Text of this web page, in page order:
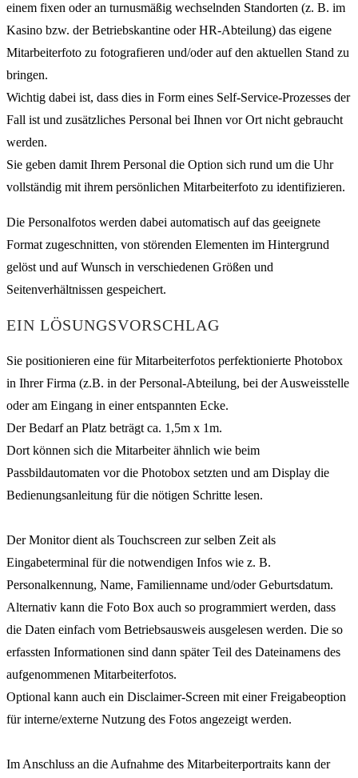
einem fixen oder an turnusmäßig wechselnden Standorten (z. B. im
Kasino bzw. der Betriebskantine oder HR-Abteilung) das eigene
Mitarbeiterfoto zu fotografieren und/oder auf den aktuellen Stand zu
bringen.
Wichtig dabei ist, dass dies in Form eines Self-Service-Prozesses der
Fall ist und zusätzliches Personal bei Ihnen vor Ort nicht gebraucht
werden.
Sie geben damit Ihrem Personal die Option sich rund um die Uhr
vollständig mit ihrem persönlichen Mitarbeiterfoto zu identifizieren.
Die Personalfotos werden dabei automatisch auf das geeignete
Format zugeschnitten, von störenden Elementen im Hintergrund
gelöst und auf Wunsch in verschiedenen Größen und
Seitenverhältnissen gespeichert.
EIN LÖSUNGSVORSCHLAG
Sie positionieren eine für Mitarbeiterfotos perfektionierte Photobox
in Ihrer Firma (z.B. in der Personal-Abteilung, bei der Ausweisstelle
oder am Eingang in einer entspannten Ecke.
Der Bedarf an Platz beträgt ca. 1,5m x 1m.
Dort können sich die Mitarbeiter ähnlich wie beim
Passbildautomaten vor die Photobox setzten und am Display die
Bedienungsanleitung für die nötigen Schritte lesen.
Der Monitor dient als Touchscreen zur selben Zeit als
Eingabeterminal für die notwendigen Infos wie z. B.
Personalkennung, Name, Familienname und/oder Geburtsdatum.
Alternativ kann die Foto Box auch so programmiert werden, dass
die Daten einfach vom Betriebsausweis ausgelesen werden. Die so
erfassten Informationen sind dann später Teil des Dateinamens des
aufgenommenen Mitarbeiterfotos.
Optional kann auch ein Disclaimer-Screen mit einer Freigabeoption
für interne/externe Nutzung des Fotos angezeigt werden.
Im Anschluss an die Aufnahme des Mitarbeiterportraits kann der